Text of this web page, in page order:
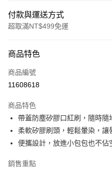
付款與運送方式
超取滿NT$499免運
信用卡一次付款
超商取貨付款
Apple Pay
街口支付
商品特色
商品編號
11608618
商品特色
帶蓋防塵矽膠口紅刷，隨時隨
柔軟矽膠刷頭，輕鬆暈染，讓
便攜設計，放進小包包也不佔
銷售重點